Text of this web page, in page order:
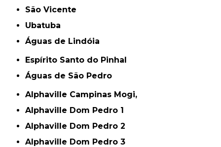
São Vicente
Ubatuba
Águas de Lindóia
Espírito Santo do Pinhal
Águas de São Pedro
Alphaville Campinas Mogi,
Alphaville Dom Pedro 1
Alphaville Dom Pedro 2
Alphaville Dom Pedro 3